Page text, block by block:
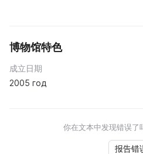
博物馆特色
成立日期
2005 год
你在文本中发现错误了
报告错